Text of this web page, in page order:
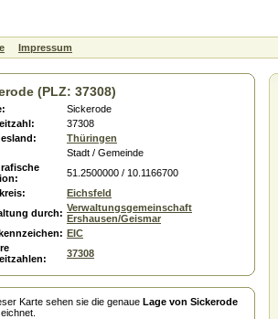
Impressum
(PLZ: 37308)
Sickerode
37308
Thüringen
Stadt / Gemeinde
51.2500000 / 10.1166700
Eichsfeld
durch: Verwaltungsgemeinschaft
Ershausen/Geismar
EIC
37308
Karte sehen sie die genaue Lage von Sickerode